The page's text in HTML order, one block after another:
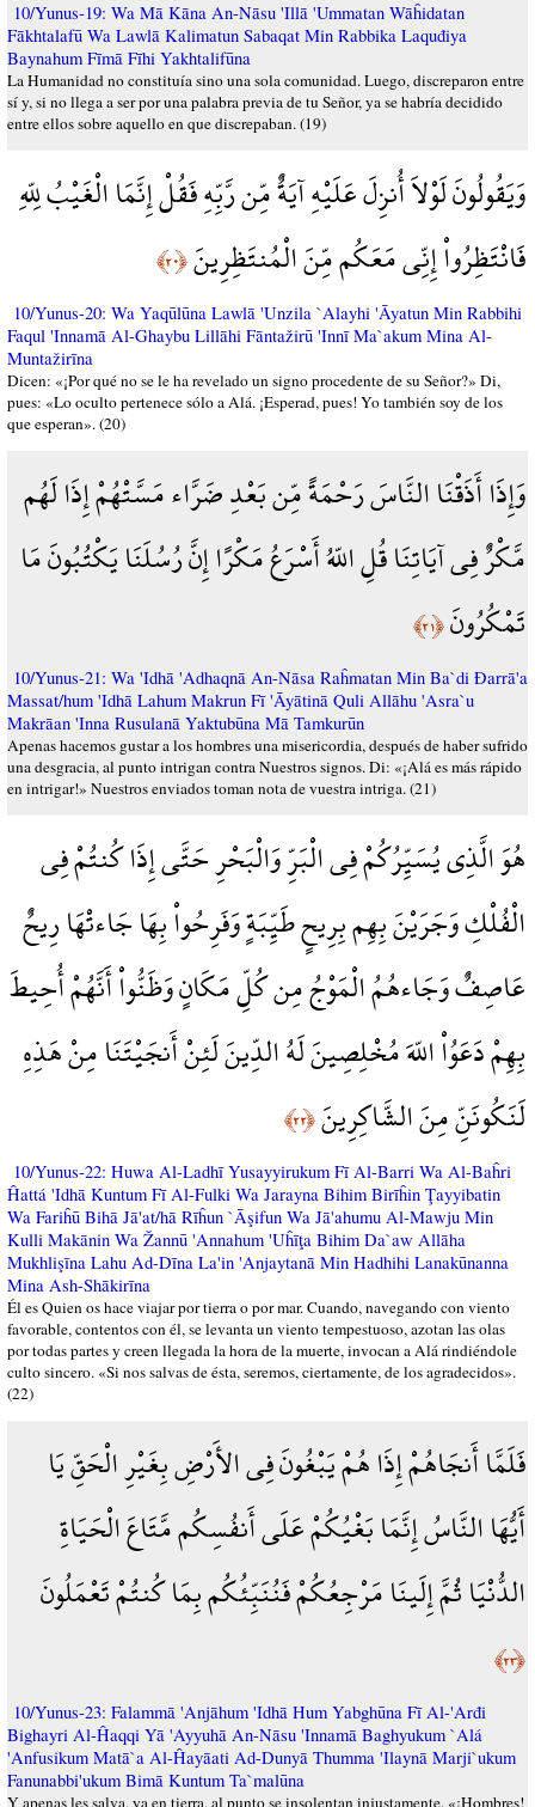
10/Yunus-19: Wa Mā Kāna An-Nāsu 'Illā 'Ummatan Wāĥidatan
Fākhtalafū Wa Lawlā Kalimatun Sabaqat Min Rabbika Laquđiya
Baynahum Fīmā Fīhi Yakhtalifūna
La Humanidad no constituía sino una sola comunidad. Luego, discreparon entre
sí y, si no llega a ser por una palabra previa de tu Señor, ya se habría decidido
entre ellos sobre aquello en que discrepaban. (19)
وَيَقُولُونَ لَوْلاَ أُنزِلَ عَلَيْهِ آيَةٌ مِّن رَّبِّهِ فَقُلْ إِنَّمَا الْغَيْبُ لِلّهِ
فَانْتَظِرُواْ إِنِّي مَعَكُم مِّنَ الْمُنتَظِرِينَ﴿٢٠﴾
10/Yunus-20: Wa Yaqūlūna Lawlā 'Unzila `Alayhi 'Āyatun Min Rabbihi
Faqul 'Innamā Al-Ghaybu Lillāhi Fāntažirū 'Innī Ma`akum Mina Al-
Muntažirīna
Dicen: «¡Por qué no se le ha revelado un signo procedente de su Señor?» Di,
pues: «Lo oculto pertenece sólo a Alá. ¡Esperad, pues! Yo también soy de los
que esperan». (20)
وَإِذَا أَذَقْنَا النَّاسَ رَحْمَةً مِّن بَعْدِ ضَرَّاء مَسَّتْهُمْ إِذَا لَهُم
مَّكْرٌ فِي آيَاتِنَا قُلِ اللّهُ أَسْرَعُ مَكْرًا إِنَّ رُسُلَنَا يَكْتُبُونَ مَا
تَمْكُرُونَ﴿٢١﴾
10/Yunus-21: Wa 'Idhā 'Adhaqnā An-Nāsa Raĥmatan Min Ba`di Đarrā'a
Massat/hum 'Idhā Lahum Makrun Fī 'Āyātinā Quli Allāhu 'Asra`u
Makrāan 'Inna Rusulanā Yaktubūna Mā Tamkurūn
Apenas hacemos gustar a los hombres una misericordia, después de haber sufrido
una desgracia, al punto intrigan contra Nuestros signos. Di: «¡Alá es más rápido
en intrigar!» Nuestros enviados toman nota de vuestra intriga. (21)
هُوَ الَّذِي يُسَيِّرُكُمْ فِي الْبَرِّ وَالْبَحْرِ حَتَّى إِذَا كُنتُمْ فِي
الْفُلْكِ وَجَرَيْنَ بِهِم بِرِيحٍ طَيِّبَةٍ وَفَرِحُواْ بِهَا جَاءتْهَا رِيحٌ
عَاصِفٌ وَجَاءهُمُ الْمَوْجُ مِن كُلِّ مَكَانٍ وَظَنُّواْ أَنَّهُمْ أُحِيطَ
بِهِمْ دَعَوُاْ اللّهَ مُخْلِصِينَ لَهُ الدِّينَ لَئِنْ أَنجَيْتَنَا مِنْ هَذِهِ
لَنَكُونَنِّ مِنَ الشَّاكِرِينَ﴿٢٢﴾
10/Yunus-22: Huwa Al-Ladhī Yusayyirukum Fī Al-Barri Wa Al-Baĥri
Ĥattá 'Idhā Kuntum Fī Al-Fulki Wa Jarayna Bihim Birīĥin Ţayyibatin
Wa Fariĥū Bihā Jā'at/hā Rīĥun `Āşifun Wa Jā'ahumu Al-Mawju Min
Kulli Makānin Wa Žannū 'Annahum 'Uĥīţa Bihim Da`aw Allāha
Mukhlişīna Lahu Ad-Dīna La'in 'Anjaytanā Min Hadhihi Lanakūnanna
Mina Ash-Shākirīna
Él es Quien os hace viajar por tierra o por mar. Cuando, navegando con viento
favorable, contentos con él, se levanta un viento tempestuoso, azotan las olas
por todas partes y creen llegada la hora de la muerte, invocan a Alá rindiéndole
culto sincero. «Si nos salvas de ésta, seremos, ciertamente, de los agradecidos».
(22)
فَلَمَّا أَنجَاهُمْ إِذَا هُمْ يَبْغُونَ فِي الأَرْضِ بِغَيْرِ الْحَقِّ يَا
أَيُّهَا النَّاسُ إِنَّمَا بَغْيُكُمْ عَلَى أَنفُسِكُم مَّتَاعَ الْحَيَاةِ
الدُّنْيَا ثُمَّ إِلَينَا مَرْجِعُكُمْ فَنُنَبِّئُكُم بِمَا كُنتُمْ تَعْمَلُونَ
﴿٢٣﴾
10/Yunus-23: Falammā 'Anjāhum 'Idhā Hum Yabghūna Fī Al-'Arđi
Bighayri Al-Ĥaqqi Yā 'Ayyuhā An-Nāsu 'Innamā Baghyukum `Alá
'Anfusikum Matā`a Al-Ĥayāati Ad-Dunyā Thumma 'Ilaynā Marji`ukum
Fanunabbi'ukum Bimā Kuntum Ta`malūna
Y apenas les salva, ya en tierra, al punto se insolentan injustamente. «¡Hombres!